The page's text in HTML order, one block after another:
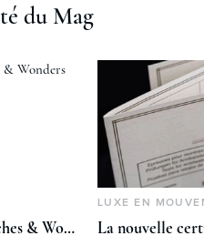
du Mag
Les nouveautés Rolex Watches & Wonders 2026
LUXE EN
La nouvelle